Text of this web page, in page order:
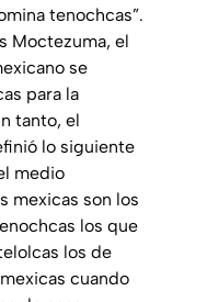
tenochcas”.
Moctezuma, el
se
para la
tanto, el
lo siguiente
medio
mexicas son los
los que
los de
cuando